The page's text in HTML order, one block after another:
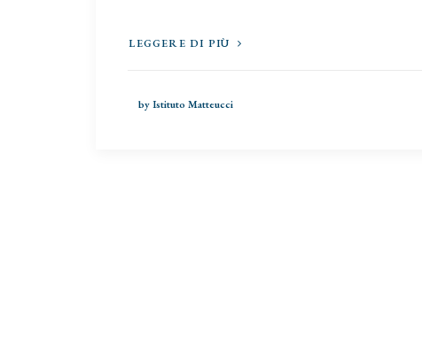
LEGGERE DI PIÙ
by Istituto Matteucci